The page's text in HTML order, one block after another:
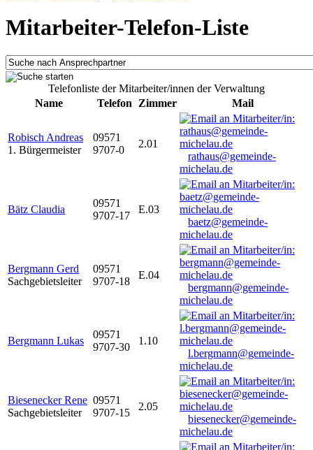
Mitarbeiter-Telefon-Liste
Telefonliste der Mitarbeiter/innen der Verwaltung
Name
Telefon Zimmer Mail
Robisch Andreas
1. Bürgermeister
09571
9707-0
2.01
rathaus@gemeinde-
michelau.de
Bätz Claudia
09571
9707-17
E.03
baetz@gemeinde-
michelau.de
Bergmann Gerd
Sachgebietsleiter
09571
9707-18
E.04
bergmann@gemeinde-
michelau.de
Bergmann Lukas
09571
9707-30
1.10
l.bergmann@gemeinde-
michelau.de
Biesenecker Rene
Sachgebietsleiter
09571
9707-15
2.05
biesenecker@gemeinde-
michelau.de